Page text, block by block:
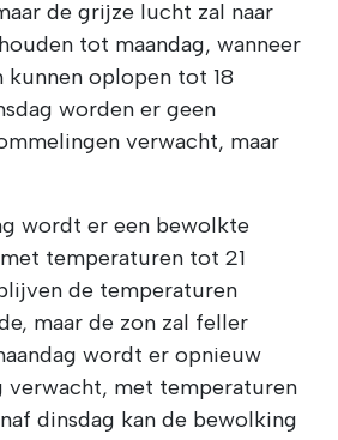
de grijze lucht zal naar
tot maandag, wanneer
oplopen tot 18
worden er geen
verwacht, maar
wordt er een bewolkte
temperaturen tot 21
de temperaturen
maar de zon zal feller
wordt er opnieuw
verwacht, met temperaturen
dinsdag kan de bewolking